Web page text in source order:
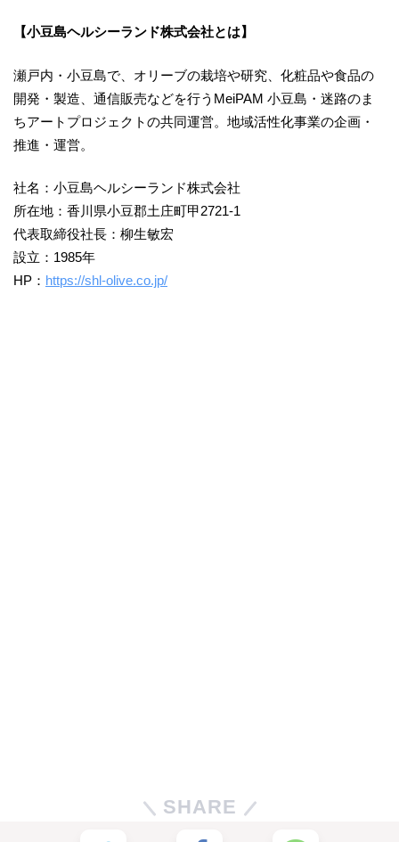
【小豆島ヘルシーランド株式会社とは】
瀬戸内・小豆島で、オリーブの栽培や研究、化粧品や食品の
開発・製造、通信販売などを行うMeiPAM 小豆島・迷路のま
ちアートプロジェクトの共同運営。地域活性化事業の企画・
推進・運営。
社名：小豆島ヘルシーランド株式会社
所在地：香川県小豆郡土庄町甲2721-1
代表取締役社長：柳生敏宏
設立：1985年
HP： https://shl-olive.co.jp/
SHARE